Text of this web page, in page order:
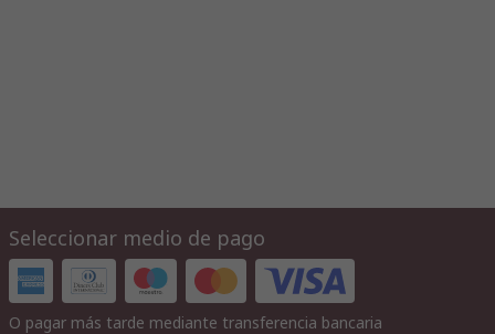
Seleccionar medio de pago
O pagar más tarde mediante transferencia bancaria